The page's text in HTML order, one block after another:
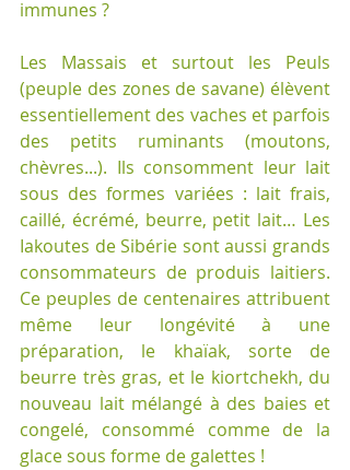
immunes ?
Les Massais et surtout les Peuls
(peuple des zones de savane) élèvent
essentiellement des vaches et parfois
des petits ruminants (moutons,
chèvres...). Ils consomment leur lait
sous des formes variées : lait frais,
caillé, écrémé, beurre, petit lait… Les
Iakoutes de Sibérie sont aussi grands
consommateurs de produis laitiers.
Ce peuples de centenaires attribuent
même leur longévité à une
préparation, le khaïak, sorte de
beurre très gras, et le kiortchekh, du
nouveau lait mélangé à des baies et
congelé, consommé comme de la
glace sous forme de galettes !